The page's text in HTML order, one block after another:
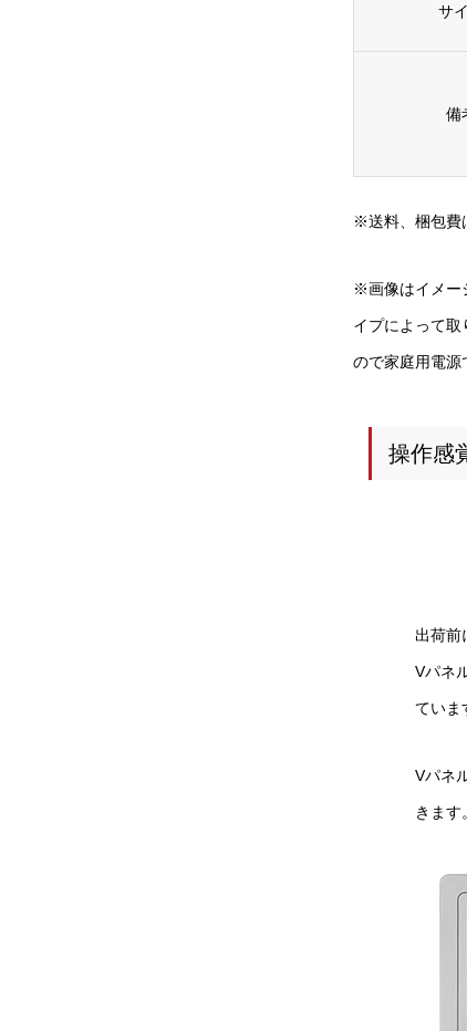
サ
備
※送料、梱包費
※画像はイメー
イプによって
ので家庭用電源
操作感
出荷前
Vパネ
ていま
Vパネ
きます。